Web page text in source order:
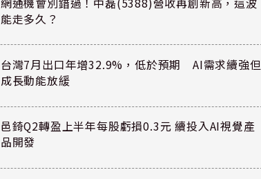
能走多久？
台灣7月出口年增32.9%，低於預期 AI需求續強但
成長動能放緩
邑錡Q2轉盈上半年每股虧損0.3元 續投入AI視覺產
品開發